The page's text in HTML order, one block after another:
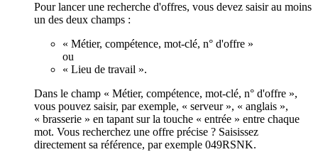
Pour lancer une recherche d'offres, vous devez saisir au moins
un des deux champs :
« Métier, compétence, mot-clé, n° d'offre »
ou
« Lieu de travail ».
Dans le champ « Métier, compétence, mot-clé, n° d'offre »,
vous pouvez saisir, par exemple, « serveur », « anglais »,
« brasserie » en tapant sur la touche « entrée » entre chaque
mot. Vous recherchez une offre précise ? Saisissez
directement sa référence, par exemple 049RSNK.